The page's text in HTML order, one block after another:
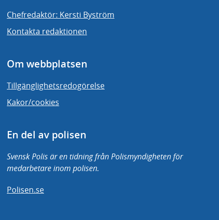
Chefredaktör: Kersti Byström
Kontakta redaktionen
Om webbplatsen
Tillgänglighetsredogörelse
Kakor/cookies
En del av polisen
Svensk Polis är en tidning från Polismyndigheten för
medarbetare inom polisen.
Polisen.se